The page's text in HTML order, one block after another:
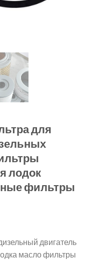
для
лодок
фильтры
двигатель
масло фильтры